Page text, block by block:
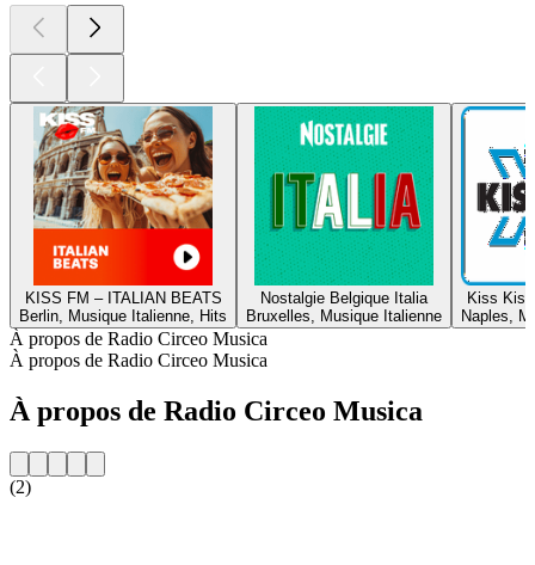
KISS FM – ITALIAN BEATS
Berlin, Musique Italienne, Hits
Nostalgie Belgique Italia
Bruxelles, Musique Italienne
Kiss
Naples,
À propos de Radio Circeo Musica
À propos de Radio Circeo Musica
À propos de Radio Circeo Musica
(2)